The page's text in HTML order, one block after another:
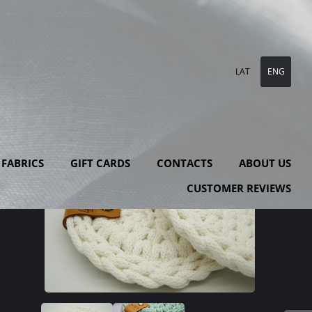
FABRICS GIFT CARDS CONTACTS
ABOUT US
CUSTOMER REVIEWS
LAT ENG